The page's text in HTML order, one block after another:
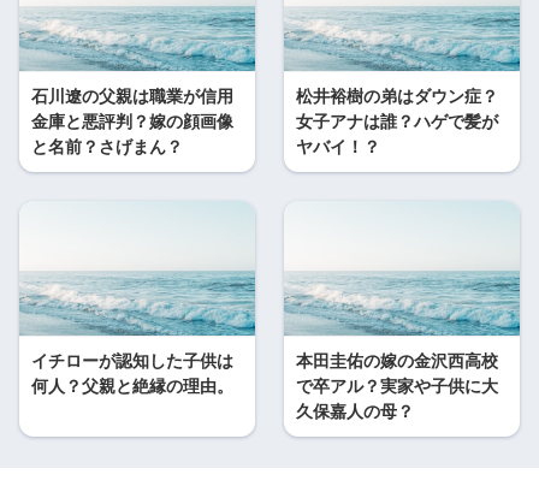
石川遼の父親は職業が信用
金庫と悪評判？嫁の顔画像
と名前？さげまん？
松井裕樹の弟はダウン症？
女子アナは誰？ハゲで髪が
ヤバイ！？
イチローが認知した子供は
何人？父親と絶縁の理由。
本田圭佑の嫁の金沢西高校
で卒アル？実家や子供に大
久保嘉人の母？